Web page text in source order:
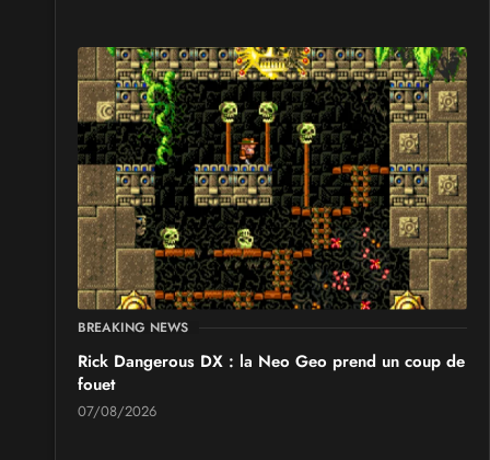
BREAKING NEWS
Rick Dangerous DX : la Neo Geo prend un coup de
fouet
07/08/2026